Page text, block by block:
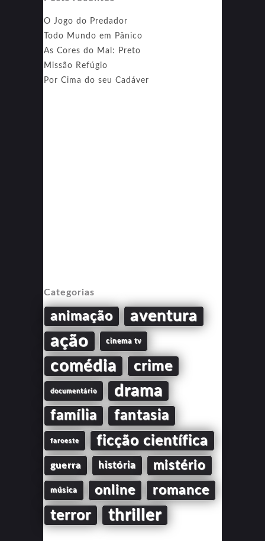
O Jogo do Predador
Todo Mundo em Pânico
As Cores do Mal: Preto
Missão Refúgio
Por Cima do seu Cadáver
Categorias
animação aventura
ação cinema tv
comédia crime
documentário drama
família fantasia
faroeste ficção científica
guerra história mistério
música online romance
terror thriller